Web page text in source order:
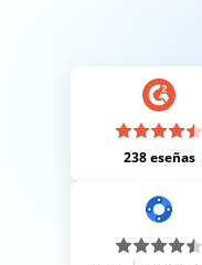
238 eseñas